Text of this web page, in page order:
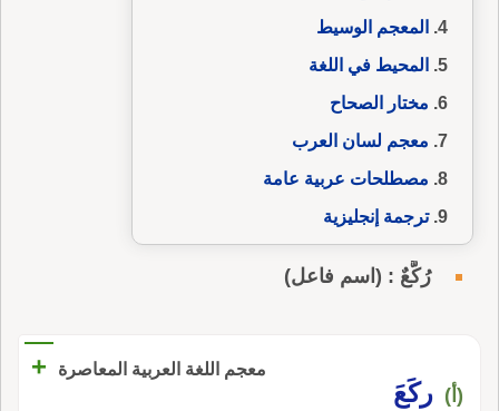
المعجم الوسيط
المحيط في اللغة
مختار الصحاح
معجم لسان العرب
مصطلحات عربية عامة
ترجمة إنجليزية
رُكَّعٌ : (اسم فاعل)
معجم اللغة العربية المعاصرة +
(أ) ركَعَ